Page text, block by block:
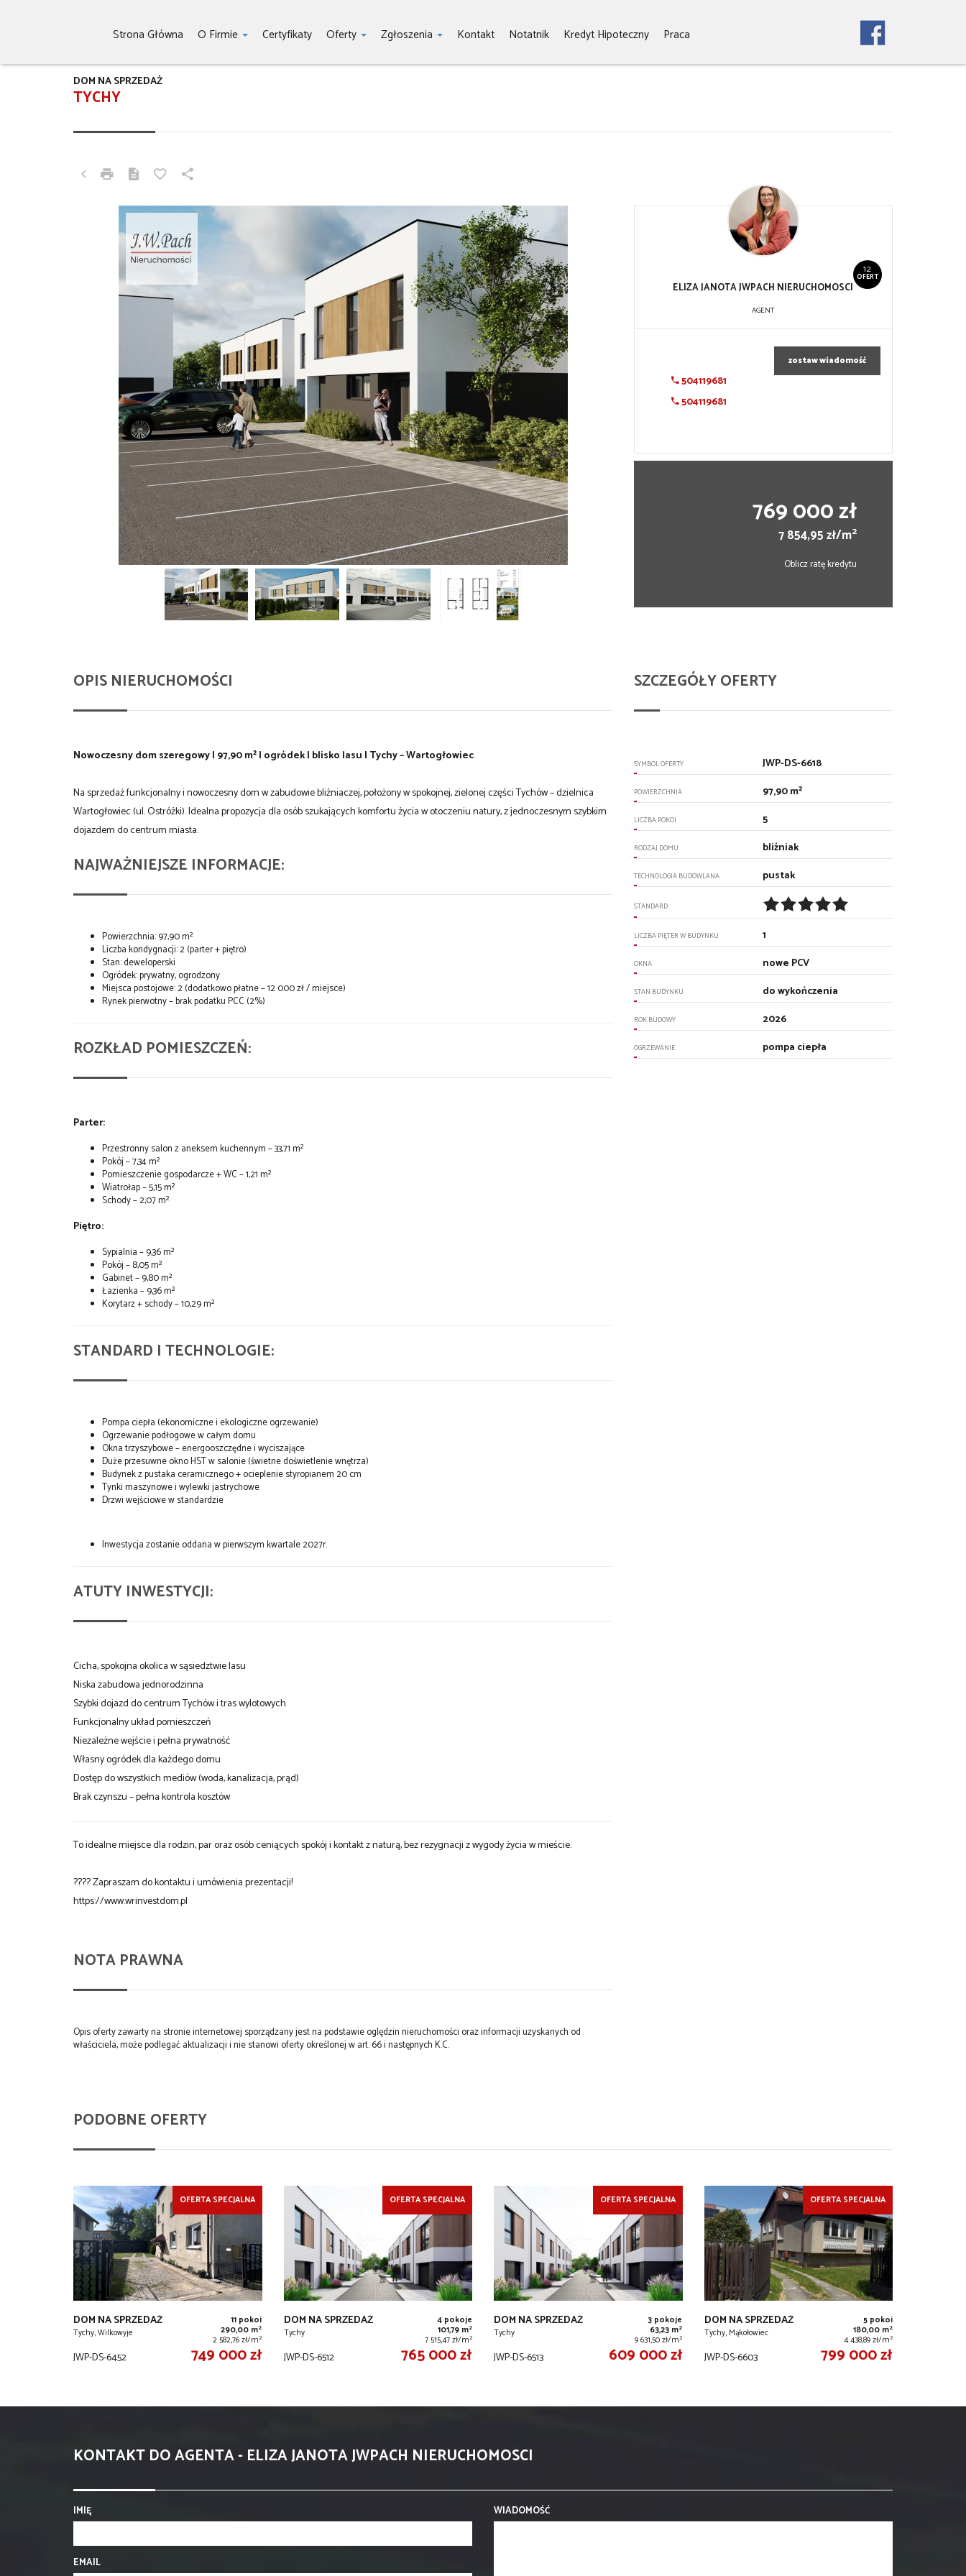
Strona Główna O Firmie Certyfikaty Oferty Zgłoszenia Kontakt Notatnik Kredyt Hipoteczny Praca
TYCHY
DOM NA SPRZEDAŻ
12
OFERT
ELIZA JANOTA JWPACH NIERUCHOMOSCI
AGENT
504119681
504119681
zostaw wiadomość
769 000 zł
7 854,95 zł/m2
Oblicz ratę kredytu
OPIS NIERUCHOMOŚCI
Nowoczesny dom szeregowy | 97,90 m² | ogródek | blisko lasu | Tychy – Wartogłowiec
Na sprzedaż funkcjonalny i nowoczesny dom w zabudowie bliźniaczej, położony w spokojnej, zielonej części Tychów – dzielnica
Wartogłowiec (ul. Ostróżki). Idealna propozycja dla osób szukających komfortu życia w otoczeniu natury, z jednoczesnym szybkim
dojazdem do centrum miasta.
NAJWAŻNIEJSZE INFORMACJE:
Powierzchnia: 97,90 m²
Liczba kondygnacji: 2 (parter + piętro)
Stan: deweloperski
Ogródek: prywatny, ogrodzony
Miejsca postojowe: 2 (dodatkowo płatne – 12 000 zł / miejsce)
Rynek pierwotny – brak podatku PCC (2%)
ROZKŁAD POMIESZCZEŃ:
Parter:
Przestronny salon z aneksem kuchennym – 33,71 m²
Pokój – 7,34 m²
Pomieszczenie gospodarcze + WC – 1,21 m²
Wiatrołap – 5,15 m²
Schody – 2,07 m²
Piętro:
Sypialnia – 9,36 m²
Pokój – 8,05 m²
Gabinet – 9,80 m²
Łazienka – 9,36 m²
Korytarz + schody – 10,29 m²
STANDARD I TECHNOLOGIE:
Pompa ciepła (ekonomiczne i ekologiczne ogrzewanie)
Ogrzewanie podłogowe w całym domu
Okna trzyszybowe – energooszczędne i wyciszające
Duże przesuwne okno HST w salonie (świetne doświetlenie wnętrza)
Budynek z pustaka ceramicznego + ocieplenie styropianem 20 cm
Tynki maszynowe i wylewki jastrychowe
Drzwi wejściowe w standardzie
Inwestycja zostanie oddana w pierwszym kwartale 2027r.
ATUTY INWESTYCJI:
Cicha, spokojna okolica w sąsiedztwie lasu
Niska zabudowa jednorodzinna
Szybki dojazd do centrum Tychów i tras wylotowych
Funkcjonalny układ pomieszczeń
Niezależne wejście i pełna prywatność
Własny ogródek dla każdego domu
Dostęp do wszystkich mediów (woda, kanalizacja, prąd)
Brak czynszu – pełna kontrola kosztów
To idealne miejsce dla rodzin, par oraz osób ceniących spokój i kontakt z naturą, bez rezygnacji z wygody życia w mieście.
???? Zapraszam do kontaktu i umówienia prezentacji!
https://www.wrinvestdom.pl
NOTA PRAWNA
Opis oferty zawarty na stronie internetowej sporządzany jest na podstawie oględzin nieruchomości oraz informacji uzyskanych od
właściciela, może podlegać aktualizacji i nie stanowi oferty określonej w art. 66 i następnych K.C.
SZCZEGÓŁY OFERTY
SYMBOL OFERTY JWP-DS-6618
POWIERZCHNIA 97,90 m²
LICZBA POKOI 5
RODZAJ DOMU bliźniak
TECHNOLOGIA BUDOWLANA pustak
STANDARD
LICZBA PIĘTER W BUDYNKU 1
OKNA nowe PCV
STAN BUDYNKU do wykończenia
ROK BUDOWY 2026
OGRZEWANIE pompa ciepła
PODOBNE OFERTY
OFERTA SPECJALNA
DOM NA SPRZEDAŻ
Tychy, Wilkowyje
11 pokoi
290,00 m2
2 582,76 zł/m2
JWP-DS-6452 749 000 zł
OFERTA SPECJALNA
DOM NA SPRZEDAŻ
Tychy
4 pokoje
101,79 m2
7 515,47 zł/m2
JWP-DS-6512 765 000 zł
OFERTA SPECJALNA
DOM NA SPRZEDAŻ
Tychy
3 pokoje
63,23 m2
9 631,50 zł/m2
JWP-DS-6513 609 000 zł
OFERTA SPECJALNA
DOM NA SPRZEDAŻ
Tychy, Mąkołowiec
5 pokoi
180,00 m2
4 438,89 zł/m2
JWP-DS-6603 799 000 zł
KONTAKT DO AGENTA - ELIZA JANOTA JWPACH NIERUCHOMOSCI
IMIĘ
EMAIL
WIADOMOŚĆ